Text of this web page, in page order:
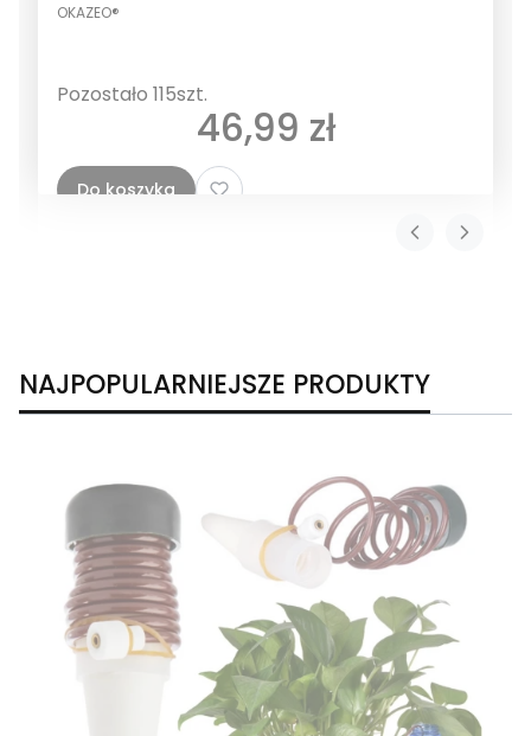
OKAZEO®
Pozostało 115szt.
Cena
46,99 zł
Do koszyka
NAJPOPULARNIEJSZE PRODUKTY